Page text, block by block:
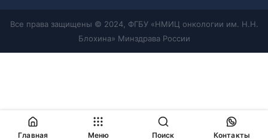
Все права защищены © 2024, ФГБУ «НМИЦ онкологии им. Н.Н.
Блохина» Минздрава России
Главная Меню Поиск Контакты